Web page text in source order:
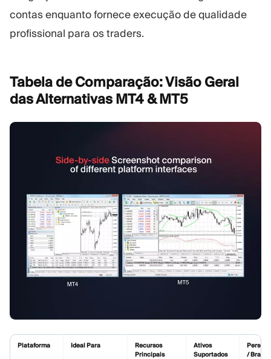
contas enquanto fornece execução de qualidade
profissional para os traders.
Tabela de Comparação: Visão Geral
das Alternativas MT4 &MT5
Plataforma Ideal Para
Recursos
Principais
Ativos
Suportados
/